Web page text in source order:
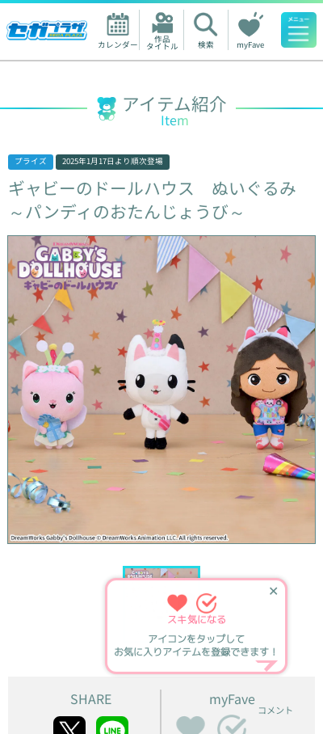
カレンダー 作品
タイトル 検索 myFave
人気ワード
アイテム紹介
Item
プライズ 2025年1月17日 より順次登場
ギャビーのドールハウス
ぬいぐるみ
～パンディのおたんじょうび～
✕
スキ気になる
アイコンをタップして
お気に入りアイテムを登録できます！
SHARE myFave
コメント